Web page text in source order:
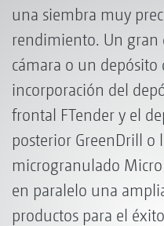
una siembra muy
rendimiento. Un gran
cámara o un depósito
incorporación del
frontal FTender y el
posterior GreenDrill o
microgranulado
en paralelo una
productos para el